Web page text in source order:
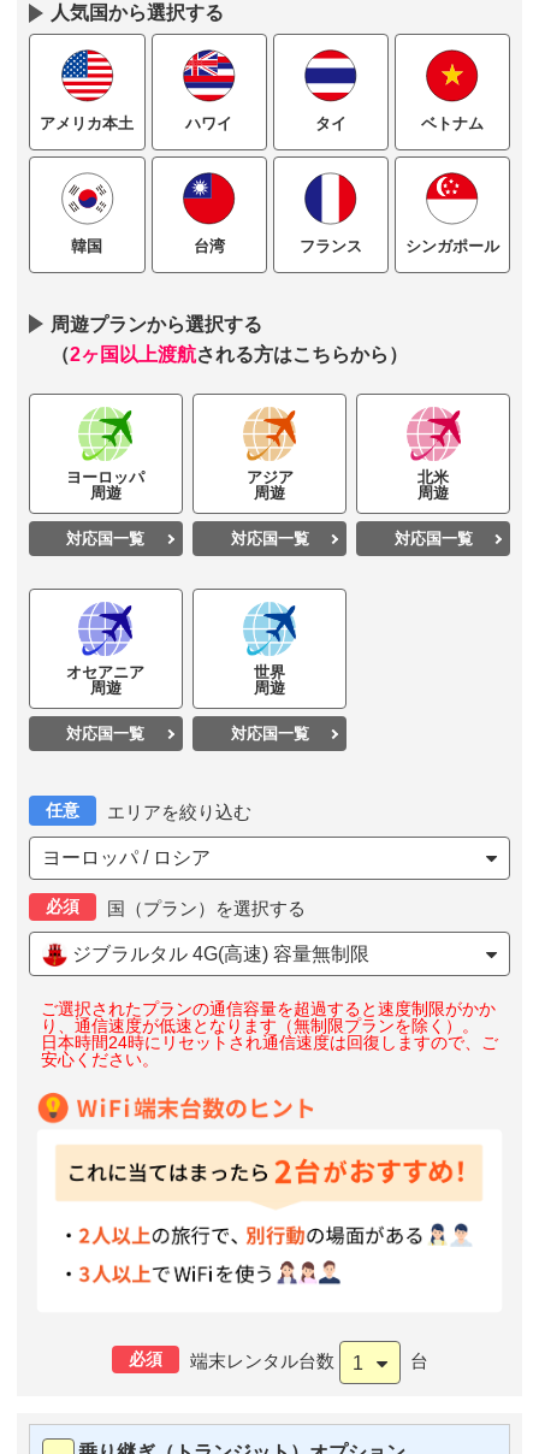
人気国から選択する
アメリカ本土 ハワイ タイ ベトナム
韓国 台湾 フランス シンガポール
周遊プランから選択する
（2ヶ国以上渡航される方はこちらから）
ヨーロッパ
周遊
対応国一覧
アジア
周遊
対応国一覧
北米
周遊
対応国一覧
オセアニア
周遊
対応国一覧
世界
周遊
対応国一覧
任意 エリアを絞り込む
ヨーロッパ / ロシア
必須 国（プラン）を選択する
ジブラルタル 4G(高速) 容量無制限
ご選択されたプランの通信容量を超過すると速度制限がかか
り、通信速度が低速となります（無制限プランを除く）。
日本時間24時にリセットされ通信速度は回復しますので、ご
安心ください。
必須 端末レンタル台数 1 台